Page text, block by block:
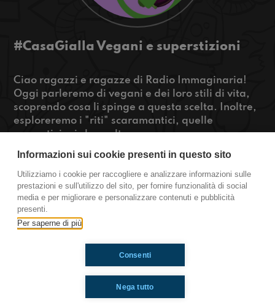
#CasaGialla Vegani e superstizioni
Ciao ragazzi e ragazze di Radio Immaginaria!
Oggi parleremo di vegani e dei loro stili di vita,
scoprendo cosa li spinge a questa scelta. Inoltre,
esploreremo i "riti" scaramantici, quelle
superstizioni che molte persone seguono per
ascolto!
https://www.radioimmaginaria.it
Casa Gialla
Ti è piaciuto? Condividilo!
Informazioni sui cookie presenti in questo sito
Utilizziamo i cookie per raccogliere e analizzare informazioni sulle
prestazioni e sull'utilizzo del sito, per fornire funzionalità di social
media e per migliorare e personalizzare contenuti e pubblicità
presenti.
Per saperne di più
Nega tutto
Consenti